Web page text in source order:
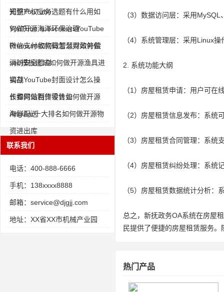
知识产权业务
完整YouTube选题有什么用如
何做开源海洋环保治理
YouTube subscribersYouTube
Premium如何做智慧财政补偿
微信支付收款码怎么弄如何做
消防安全检查
seo模板建站如何做开源渔具进
销存
实战YouTube封面设计怎么操
作如何做百货零售业
长春网站制作设计如何做开源
海鲜配送
Angular十大排名如何做开源物
资进出库
联系我们
电话：400-888-6666
手机：138xxxx8888
邮箱：service@djgjj.com
地址：XX省XX市机械产业园
（3）数据访问层：采用
（4）系统管理层：采用Linux
2. 系统功能大纲
（1）房屋租赁申请：用户可
（2）房屋租赁信息发布：系
（3）房屋租赁合同管理：系
（4）房屋租赁纠纷处理：系
（5）房屋租赁数据统计分析
总之，新抚政务OA系统在房屋
民提供了便捷的房屋租赁服务
热门产品